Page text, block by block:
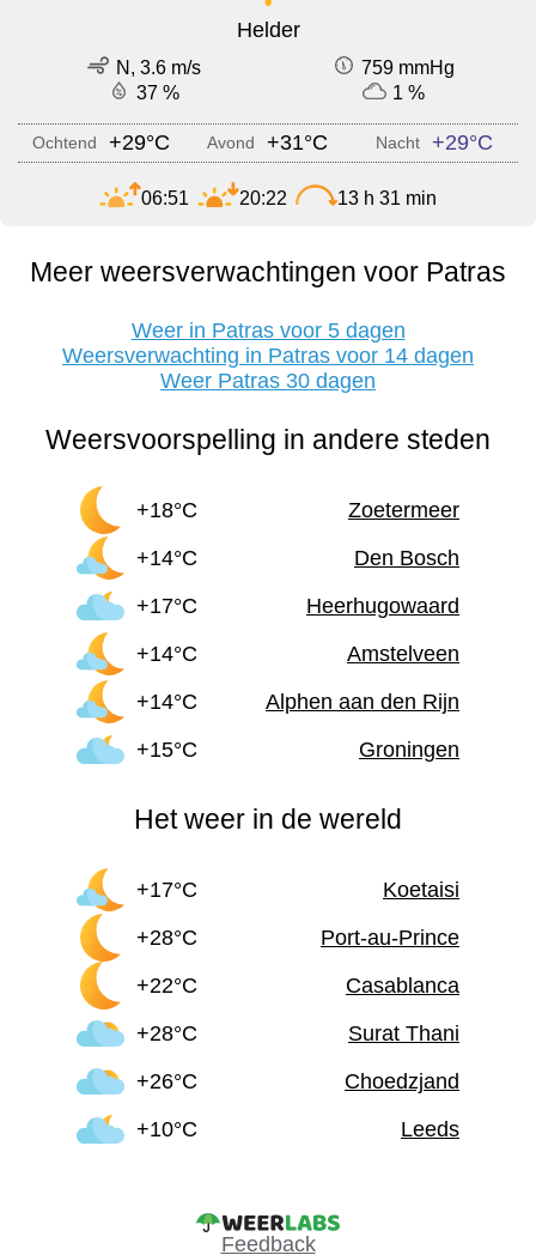
Helder
N, 3.6 m/s
759 mmHg
37 %
1 %
Ochtend +29°C Avond +31°C Nacht +29°C
06:51 20:22 13 h 31 min
Meer weersverwachtingen voor Patras
Weer in Patras voor 5 dagen
Weersverwachting in Patras voor 14 dagen
Weer Patras 30 dagen
Weersvoorspelling in andere steden
+18°C
Zoetermeer
+14°C
Den Bosch
+17°C
Heerhugowaard
+14°C
Amstelveen
+14°C
Alphen aan den Rijn
+15°C
Groningen
Het weer in de wereld
+17°C
Koetaisi
+28°C
Port-au-Prince
+22°C
Casablanca
+28°C
Surat Thani
+26°C
Choedzjand
+10°C
Leeds
Feedback